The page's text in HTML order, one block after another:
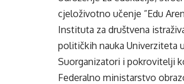
cjeloživotno učenje ”Edu
Instituta za društvena
političkih nauka Univerziteta
Suorganizatori i pokrovitelji
Federalno ministarstvo